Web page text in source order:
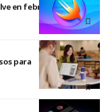
en febrero de 2025
para